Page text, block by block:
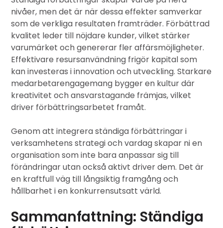
nivåer, men det är när dessa effekter samverkar
som de verkliga resultaten framträder. Förbättrad
kvalitet leder till nöjdare kunder, vilket stärker
varumärket och genererar fler affärsmöjligheter.
Effektivare resursanvändning frigör kapital som
kan investeras i innovation och utveckling. Starkare
medarbetarengagemang bygger en kultur där
kreativitet och ansvarstagande främjas, vilket
driver förbättringsarbetet framåt.
Genom att integrera ständiga förbättringar i
verksamhetens strategi och vardag skapar ni en
organisation som inte bara anpassar sig till
förändringar utan också aktivt driver dem. Det är
en kraftfull väg till långsiktig framgång och
hållbarhet i en konkurrensutsatt värld.
Sammanfattning: Ständiga